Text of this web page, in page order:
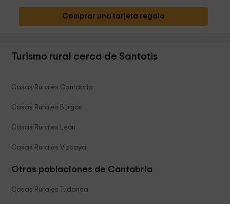
Comprar una tarjeta regalo
Turismo rural cerca de Santotis
Casas Rurales Cantabria
Casas Rurales Burgos
Casas Rurales León
Casas Rurales Vizcaya
Otras poblaciones de Cantabria
Casas Rurales Tudanca